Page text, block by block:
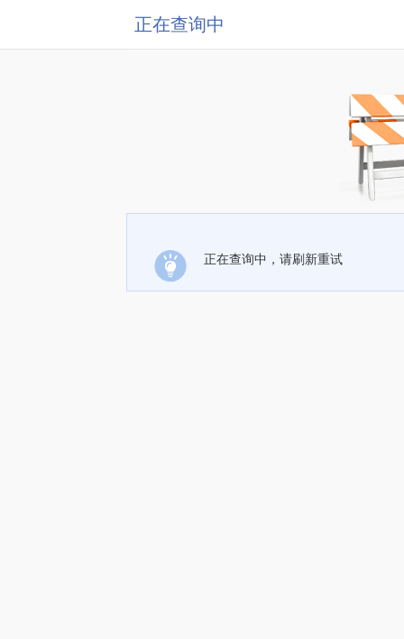
正在查询中
正在查询中，请刷新重试